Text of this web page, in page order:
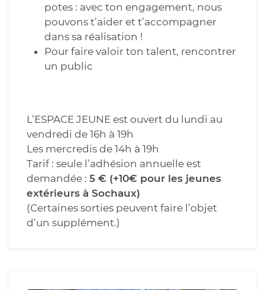
potes : avec ton engagement, nous
pouvons t’aider et t’accompagner
dans sa réalisation !
Pour faire valoir ton talent, rencontrer
un public
L’ESPACE JEUNE est ouvert du lundi au
vendredi de 16h à 19h
Les mercredis de 14h à 19h
Tarif : seule l’adhésion annuelle est
demandée : 5 € (+10€ pour les jeunes
extérieurs à Sochaux)
(Certaines sorties peuvent faire l’objet
d’un supplément.)